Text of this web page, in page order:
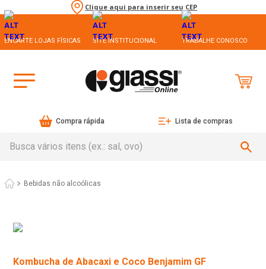
Clique aqui para inserir seu CEP
ENCARTE LOJAS FÍSICAS SITE INSTITUCIONAL TRABALHE CONOSCO
Compra rápida Lista de compras
Bebidas não alcoólicas
Kombucha de Abacaxi e Coco Benjamim GF